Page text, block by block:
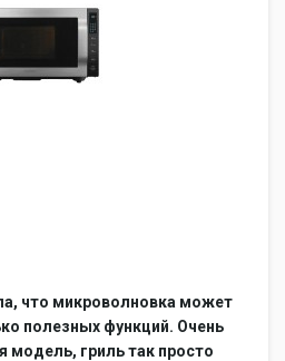
что микроволновка может
полезных функций. Очень
модель, гриль так просто